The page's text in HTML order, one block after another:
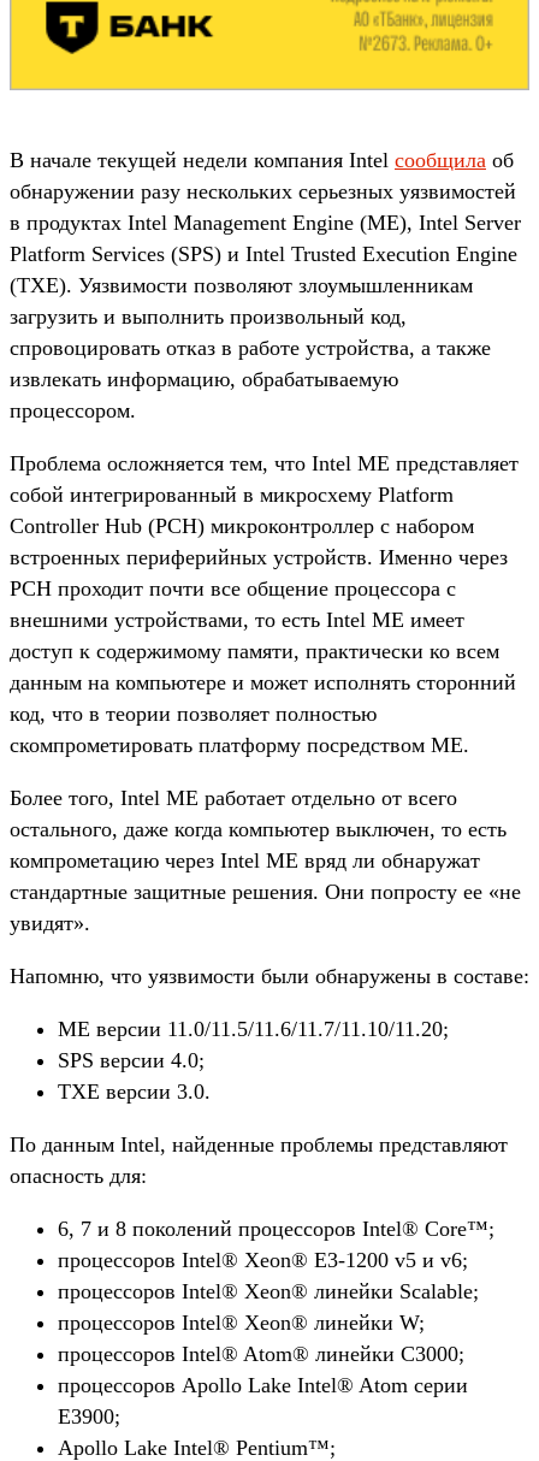
В начале текущей недели компания Intel сообщила об
обнаружении разу нескольких серьезных уязвимостей
в продуктах Intel Management Engine (ME), Intel Server
Platform Services (SPS) и Intel Trusted Execution Engine
(TXE). Уязвимости позволяют злоумышленникам
загрузить и выполнить произвольный код,
спровоцировать отказ в работе устройства, а также
извлекать информацию, обрабатываемую
процессором.
Проблема осложняется тем, что Intel ME представляет
собой интегрированный в микросхему Platform
Controller Hub (PCH) микроконтроллер с набором
встроенных периферийных устройств. Именно через
PCH проходит почти все общение процессора с
внешними устройствами, то есть Intel ME имеет
доступ к содержимому памяти, практически ко всем
данным на компьютере и может исполнять сторонний
код, что в теории позволяет полностью
скомпрометировать платформу посредством ME.
Более того, Intel ME работает отдельно от всего
остального, даже когда компьютер выключен, то есть
компрометацию через Intel ME вряд ли обнаружат
стандартные защитные решения. Они попросту ее «не
увидят».
Напомню, что уязвимости были обнаружены в составе:
ME версии 11.0/11.5/11.6/11.7/11.10/11.20;
SPS версии 4.0;
TXE версии 3.0.
По данным Intel, найденные проблемы представляют
опасность для:
6, 7 и 8 поколений процессоров Intel® Core™;
процессоров Intel® Xeon® E3-1200 v5 и v6;
процессоров Intel® Xeon® линейки Scalable;
процессоров Intel® Xeon® линейки W;
процессоров Intel® Atom® линейки C3000;
процессоров Apollo Lake Intel® Atom серии
E3900;
Apollo Lake Intel® Pentium™;